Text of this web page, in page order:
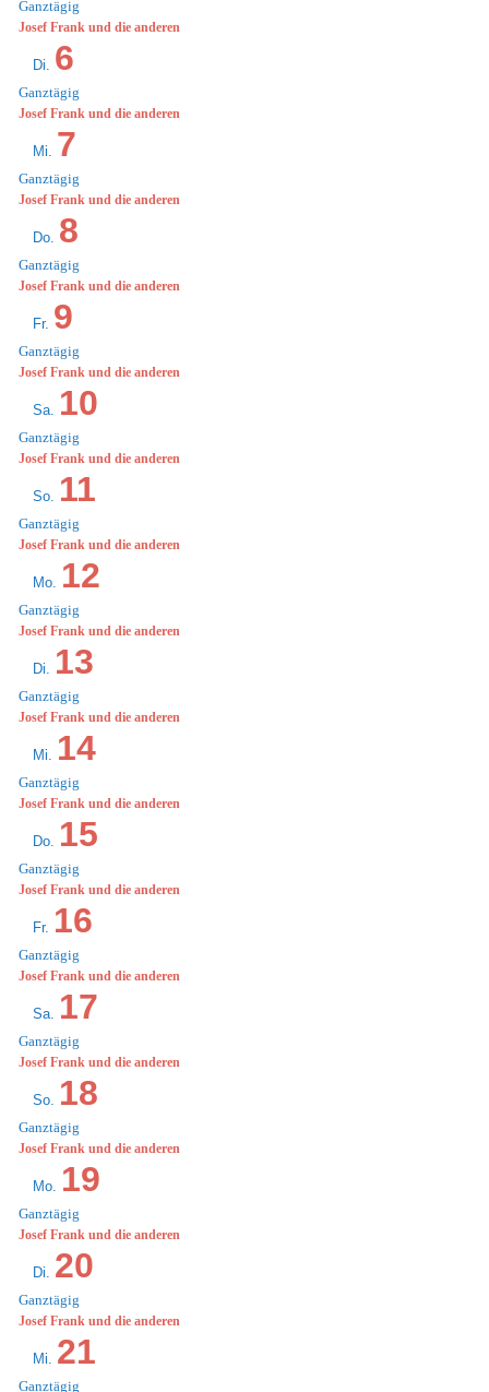
Ganztägig
Josef Frank und die anderen
Di. 6
Ganztägig
Josef Frank und die anderen
Mi. 7
Ganztägig
Josef Frank und die anderen
Do. 8
Ganztägig
Josef Frank und die anderen
Fr. 9
Ganztägig
Josef Frank und die anderen
Sa. 10
Ganztägig
Josef Frank und die anderen
So. 11
Ganztägig
Josef Frank und die anderen
Mo. 12
Ganztägig
Josef Frank und die anderen
Di. 13
Ganztägig
Josef Frank und die anderen
Mi. 14
Ganztägig
Josef Frank und die anderen
Do. 15
Ganztägig
Josef Frank und die anderen
Fr. 16
Ganztägig
Josef Frank und die anderen
Sa. 17
Ganztägig
Josef Frank und die anderen
So. 18
Ganztägig
Josef Frank und die anderen
Mo. 19
Ganztägig
Josef Frank und die anderen
Di. 20
Ganztägig
Josef Frank und die anderen
Mi. 21
Ganztägig